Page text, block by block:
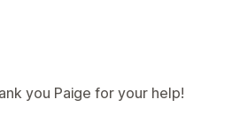
you Paige for your help!